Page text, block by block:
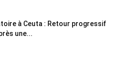
à Ceuta : Retour progressif
une...